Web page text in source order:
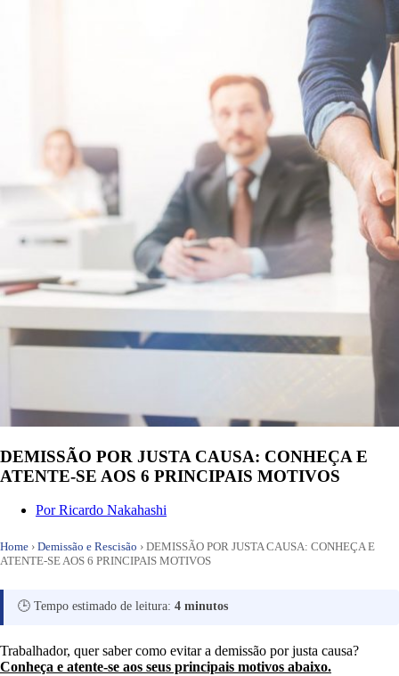
DEMISSÃO POR JUSTA CAUSA: CONHEÇA E
ATENTE-SE AOS 6 PRINCIPAIS MOTIVOS
PorRicardo Nakahashi
Home › Demissão e Rescisão › DEMISSÃO POR JUSTA CAUSA: CONHEÇA E
ATENTE-SE AOS 6 PRINCIPAIS MOTIVOS
🕒 Tempo estimado de leitura: 4 minutos
Trabalhador, quer saber como evitar a demissão por justa causa?
Conheça e atente-se aos seus principais motivos abaixo.